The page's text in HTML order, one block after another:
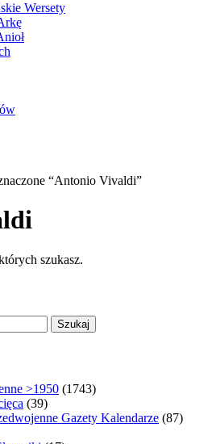
Wersety
“Antonio Vivaldi”
szukasz.
Szukaj
>1950 (1743)
(39)
Gazety Kalendarze (87)